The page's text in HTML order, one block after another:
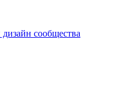
сообщества